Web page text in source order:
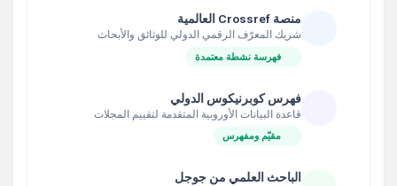
منصة Crossref العالمية
شريك المعرّف الرقمي الدولي للوثائق والأبحاث
فهرسة نشطة معتمدة
فهرس كوبرنيكوس الدولي
قاعدة البيانات الأوروبية المتقدمة لتقييم المجلات
مقيّم ومفهرس
الباحث العلمي من جوجل